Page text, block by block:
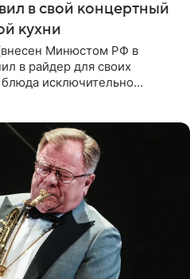
в свой концертный
кухни
Минюстом РФ в
в райдер для своих
исключительно